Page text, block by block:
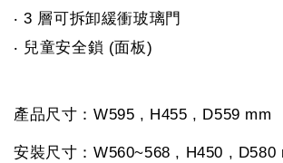
‧ 3 層可拆卸緩衝玻璃門
‧ 兒童安全鎖 (面板)
產品尺寸：W595 , H455 , D559 mm
安裝尺寸：W560~568 , H450 , D580